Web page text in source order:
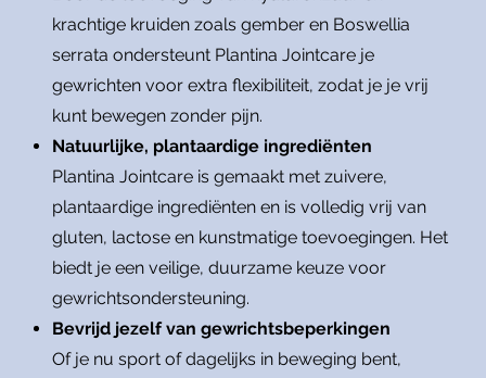
krachtige kruiden zoals gember en Boswellia
serrata ondersteunt Plantina Jointcare je
gewrichten voor extra flexibiliteit, zodat je je vrij
kunt bewegen zonder pijn.
Natuurlijke, plantaardige ingrediënten
Plantina Jointcare is gemaakt met zuivere,
plantaardige ingrediënten en is volledig vrij van
gluten, lactose en kunstmatige toevoegingen. Het
biedt je een veilige, duurzame keuze voor
gewrichtsondersteuning.
Bevrijd jezelf van gewrichtsbeperkingen
Of je nu sport of dagelijks in beweging bent,